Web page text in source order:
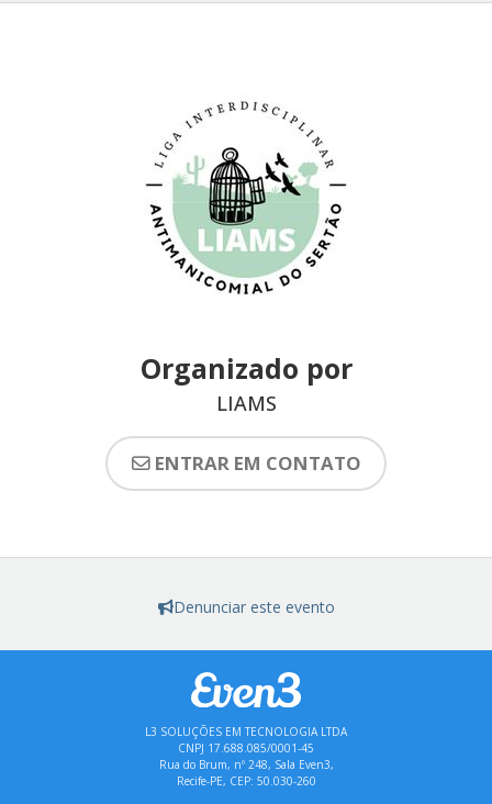
Organizado por
LIAMS
ENTRAR EM CONTATO
Denunciar este evento
L3 SOLUÇÕES EM TECNOLOGIA LTDA
CNPJ 17.688.085/0001-45
Rua do Brum, nº 248, Sala Even3,
Recife-PE, CEP: 50.030-260